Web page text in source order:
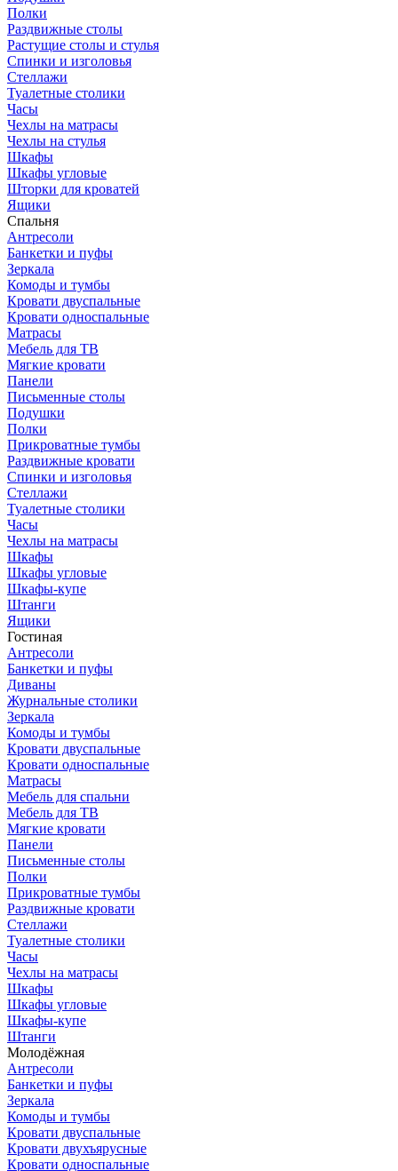
Полки
Раздвижные столы
Растущие столы и стулья
Спинки и изголовья
Стеллажи
Туалетные столики
Часы
Чехлы на матрасы
Чехлы на стулья
Шкафы
Шкафы угловые
Шторки для кроватей
Ящики
Спальня
Антресоли
Банкетки и пуфы
Зеркала
Комоды и тумбы
Кровати двуспальные
Кровати односпальные
Матрасы
Мебель для ТВ
Мягкие кровати
Панели
Письменные столы
Подушки
Полки
Прикроватные тумбы
Раздвижные кровати
Спинки и изголовья
Стеллажи
Туалетные столики
Часы
Чехлы на матрасы
Шкафы
Шкафы угловые
Шкафы-купе
Штанги
Ящики
Гостиная
Антресоли
Банкетки и пуфы
Диваны
Журнальные столики
Зеркала
Комоды и тумбы
Кровати двуспальные
Кровати односпальные
Матрасы
Мебель для спальни
Мебель для ТВ
Мягкие кровати
Панели
Письменные столы
Полки
Прикроватные тумбы
Раздвижные кровати
Стеллажи
Туалетные столики
Часы
Чехлы на матрасы
Шкафы
Шкафы угловые
Шкафы-купе
Штанги
Молодёжная
Антресоли
Банкетки и пуфы
Зеркала
Комоды и тумбы
Кровати двуспальные
Кровати двухъярусные
Кровати односпальные